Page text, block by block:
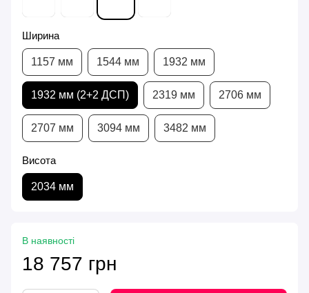
Ширина
1157 мм 1544 мм 1932 мм
1932 мм (2+2 ДСП) 2319 мм 2706 мм
2707 мм 3094 мм 3482 мм
Висота
2034 мм
В наявності
18 757 грн